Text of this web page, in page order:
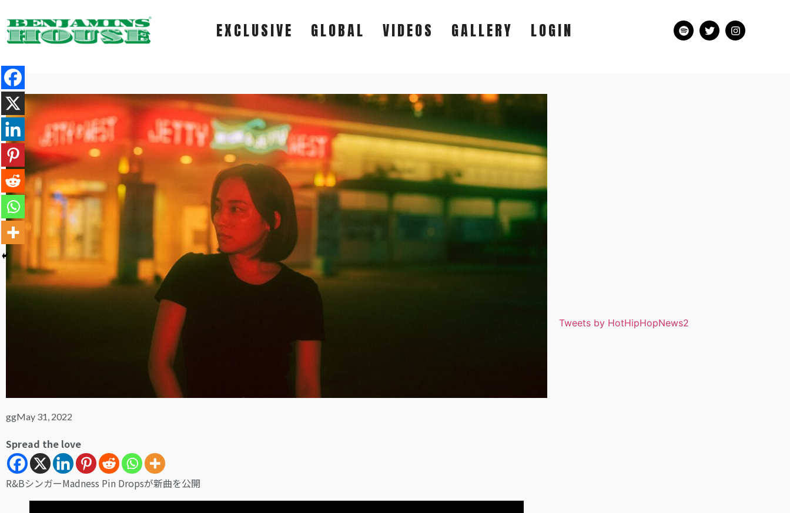
EXCLUSIVE GLOBAL VIDEOS GALLERY LOGIN
EXCLUSIVE
GLOBAL
VIDEOS
GALLERY
ggMay 31, 2022
Spread the love
R&BシンガーMadness Pin Dropsが新曲を公開
Tweets by HotHipHopNews2